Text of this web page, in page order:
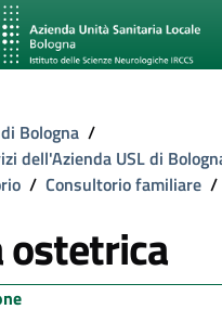
Bologna /
dell'Azienda USL di
/ Consultorio familiare /